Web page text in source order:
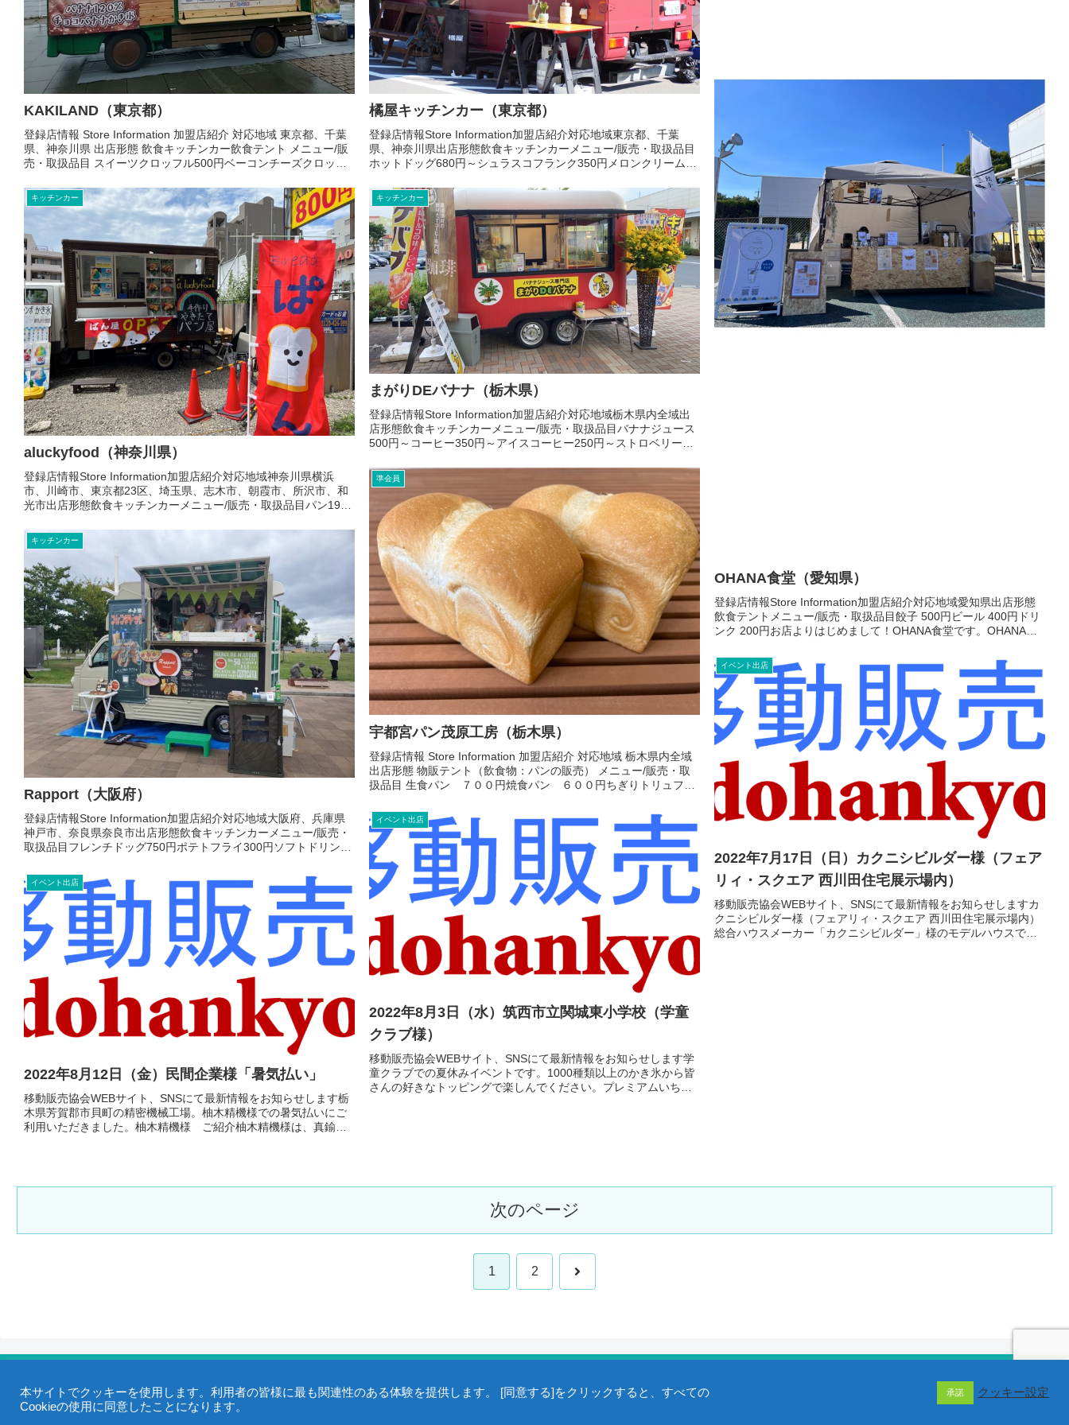
KAKILAND（東京都）
登録店情報 Store Information 加盟店紹介 対応地域 東京都、千葉
県、神奈川県 出店形態 飲食キッチンカー飲食テント メニュー/販
売・取扱品目 スイーツクロッフル500円ベーコンチーズクロッフ
橘屋キッチンカー（東京都）
登録店情報Store Information加盟店紹介対応地域東京都、千葉
県、神奈川県出店形態飲食キッチンカーメニュー/販売・取扱品目
ホットドッグ680円～シュラスコフランク350円メロンクリームソ
OHANA食堂（愛知県）
登録店情報Store Information加盟店紹介対応地域愛知県出店形態
飲食テントメニュー/販売・取扱品目餃子 500円ビール 400円ドリ
ンク 200円お店よりはじめまして！OHANA食堂です。OHANA食
キッチンカー
aluckyfood（神奈川県）
登録店情報Store Information加盟店紹介対応地域神奈川県横浜
市、川崎市、東京都23区、埼玉県、志木市、朝霞市、所沢市、和
光市出店形態飲食キッチンカーメニュー/販売・取扱品目パン190
キッチンカー
まがりDEバナナ（栃木県）
登録店情報Store Information加盟店紹介対応地域栃木県内全域出
店形態飲食キッチンカーメニュー/販売・取扱品目バナナジュース
500円～コーヒー350円～アイスコーヒー250円～ストロベリーパ
準会員
宇都宮パン茂原工房（栃木県）
登録店情報 Store Information 加盟店紹介 対応地域 栃木県内全域
出店形態 物販テント（飲食物：パンの販売） メニュー/販売・取
扱品目 生食パン ７００円焼食パン ６００円ちぎりトリュフ塩
キッチンカー
Rapport（大阪府）
登録店情報Store Information加盟店紹介対応地域大阪府、兵庫県
神戸市、奈良県奈良市出店形態飲食キッチンカーメニュー/販売・
取扱品目フレンチドッグ750円ポテトフライ300円ソフトドリンク
イベント出店
2022年7月17日（日）カクニシビルダー様（フェア
リィ・スクエア 西川田住宅展示場内）
移動販売協会WEBサイト、SNSにて最新情報をお知らせしますカ
クニシビルダー様（フェアリィ・スクエア 西川田住宅展示場内）
総合ハウスメーカー「カクニシビルダー」様のモデルハウスで、
イベント出店
2022年8月3日（水）筑西市立関城東小学校（学童
クラブ様）
移動販売協会WEBサイト、SNSにて最新情報をお知らせします学
童クラブでの夏休みイベントです。1000種類以上のかき氷から皆
さんの好きなトッピングで楽しんでください。プレミアムいちご
イベント出店
2022年8月12日（金）民間企業様「暑気払い」
移動販売協会WEBサイト、SNSにて最新情報をお知らせします栃
木県芳賀郡市貝町の精密機械工場。柚木精機様での暑気払いにご
利用いただきました。柚木精機様 ご紹介柚木精機様は、真鍮・
次のページ
1 2
©2005- 一般社団法人 移動販売協会 / 当サイトの画像・動画・文章は著作権で保護されています。
本サイトでクッキーを使用します。利用者の皆様に最も関連性のある体験を提供します。 [同意する]をクリックすると、すべての
Cookieの使用に同意したことになります。
承諾 クッキー設定